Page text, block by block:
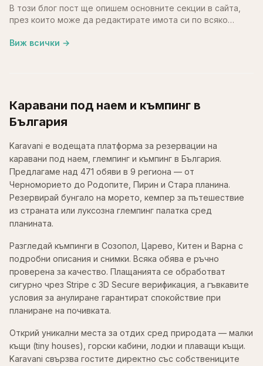
В този блог пост ще опишем основните секции в сайта,
през които може да редактирате имота си по всяко
системата…
Виж всички →
Каравани под наем и къмпинг в
България
Karavani е водещата платформа за резервации на
каравани под наем, глемпинг и къмпинг в България.
Предлагаме над 471 обяви в 9 региона — от
Черноморието до Родопите, Пирин и Стара планина.
Резервирай бунгало на морето, кемпер за пътешествие
из страната или луксозна глемпинг палатка сред
планината.
Разгледай къмпинги в Созопол, Царево, Китен и Варна с
подробни описания и снимки. Всяка обява е ръчно
проверена за качество. Плащанията се обработват
сигурно чрез Stripe с 3D Secure верификация, а гъвкавите
условия за анулиране гарантират спокойствие при
планиране на почивката.
Открий уникални места за отдих сред природата — малки
къщи (tiny houses), горски кабини, лодки и плаващи къщи.
Karavani свързва гостите директно със собствениците